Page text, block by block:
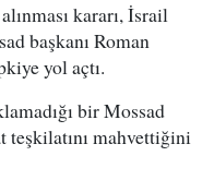
kararı, İsrail
başkanı Roman
yol açtı.
bir Mossad
teşkilatını mahvettiğini